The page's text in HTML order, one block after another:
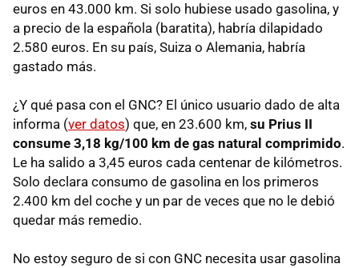
euros en 43.000 km. Si solo hubiese usado gasolina, y
a precio de la española (baratita), habría dilapidado
2.580 euros. En su país, Suiza o Alemania, habría
gastado más.
¿Y qué pasa con el GNC? El único usuario dado de alta
informa (ver datos) que, en 23.600 km, su Prius II
consume 3,18 kg/100 km de gas natural comprimido.
Le ha salido a 3,45 euros cada centenar de kilómetros.
Solo declara consumo de gasolina en los primeros
2.400 km del coche y un par de veces que no le debió
quedar más remedio.
No estoy seguro de si con GNC necesita usar gasolina